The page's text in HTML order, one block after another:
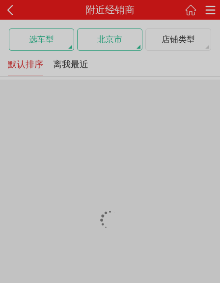
附近经销商
选车型 北京市 店铺类型
默认排序 离我最近